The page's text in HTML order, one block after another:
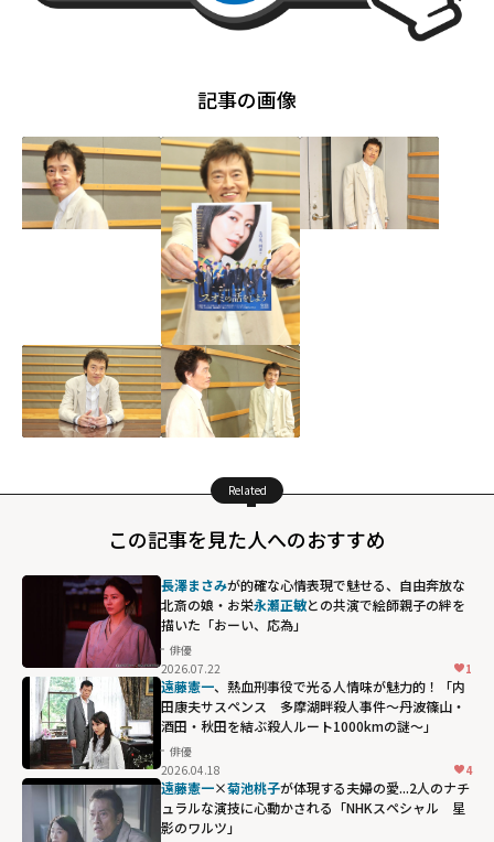
記事の画像
Related
この記事を見た人へのおすすめ
長澤まさみが的確な心情表現で魅せる、自由奔放な
北斎の娘・お栄――永瀬正敏との共演で絵師親子の絆を
描いた「おーい、応為」
俳優
2026.07.22
1
遠藤憲一、熱血刑事役で光る人情味が魅力的！「内
田康夫サスペンス 多摩湖畔殺人事件～丹波篠山・
酒田・秋田を結ぶ殺人ルート1000kmの謎～」
俳優
2026.04.18
4
遠藤憲一×菊池桃子が体現する夫婦の愛...2人のナチ
ュラルな演技に心動かされる「NHKスペシャル 星
影のワルツ」